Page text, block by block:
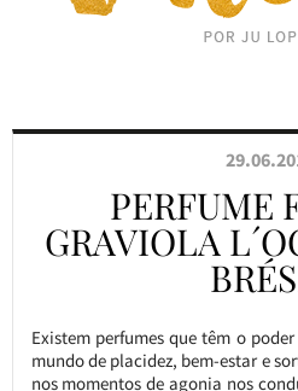
PERFUME
GRAVIOLA
Existem perfumes que têm o
mundo de placidez, bem-estar e
nos momentos de agonia nos